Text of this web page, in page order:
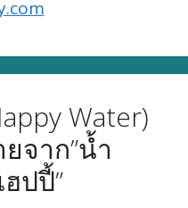
Water)
จาก”น้ำ
ปปี้”